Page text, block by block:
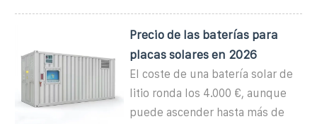
Precio de las baterías para
placas solares en 2026
El coste de una batería solar de
litio ronda los 4.000 €, aunque
puede ascender hasta más de